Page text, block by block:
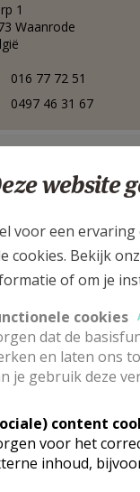
1
Waanrode
016 77 72 51
0497 46 31 67
Waanrode
website
voor een
cookies. Bekijk
of om je
cookies
dat de
en laten ons
je gebruik deze
content
voor het
inhoud,